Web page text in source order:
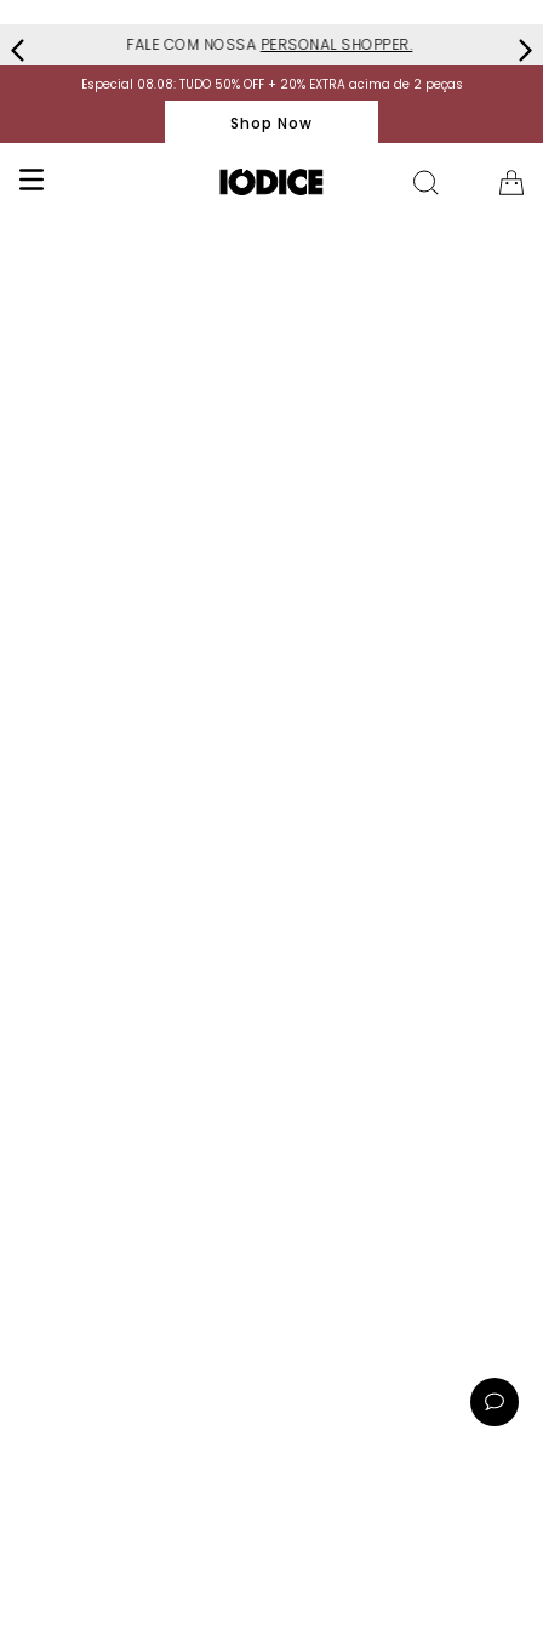
FALE COM NOSSAPERSONAL SHOPPER.
Especial 08.08: TUDO 50% OFF + 20% EXTRA acima de 2 peças
Shop Now